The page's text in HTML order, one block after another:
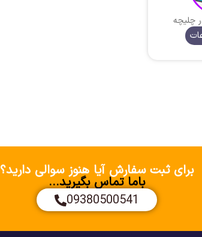
چلیچه
برای ثبت سفارش آیا هنوز سوالی دارید؟
باما تماس بگیرید...
09380500541